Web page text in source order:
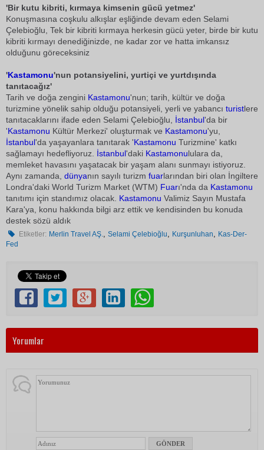
'Bir kutu kibriti, kırmaya kimsenin gücü yetmez'
Konuşmasına coşkulu alkışlar eşliğinde devam eden Selami
Çelebioğlu, Tek bir kibriti kırmaya herkesin gücü yeter, birde bir kutu
kibriti kırmayı denediğinizde, ne kadar zor ve hatta imkansız
olduğunu göreceksiniz
'Kastamonu'nun potansiyelini, yurtiçi ve yurtdışında
tanıtacağız'
Tarih ve doğa zengini Kastamonu'nun; tarih, kültür ve doğa
turizmine yönelik sahip olduğu potansiyeli, yerli ve yabancı turistlere
tanıtacaklarını ifade eden Selami Çelebioğlu,  İstanbul'da bir
'Kastamonu Kültür Merkezi' oluşturmak ve Kastamonu'yu,
İstanbul'da yaşayanlara tanıtarak 'Kastamonu Turizmine' katkı
sağlamayı hedefliyoruz. İstanbul'daki Kastamonululara da,
memleket havasını yaşatacak bir yaşam alanı sunmayı istiyoruz.
Aynı zamanda, dünyanın sayılı turizm fuarlarından biri olan İngiltere
Londra'daki World Turizm Market (WTM) Fuarı'nda da Kastamonu
tanıtımı için standımız olacak. Kastamonu Valimiz Sayın Mustafa
Kara'ya, konu hakkında bilgi arz ettik ve kendisinden bu konuda
destek sözü aldık
Etiketler: Merlin Travel AŞ.,Selami Çelebioğlu, Kurşunluhan, Kas-Der-
Fed
Yorumlar